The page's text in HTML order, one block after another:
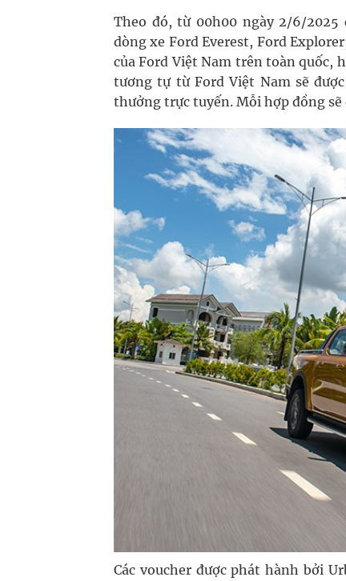
Theo đó, từ 00h00 ngày 2/6/2025
dòng xe Ford Everest, Ford
của Ford Việt Nam trên toàn quốc,
tương tự từ Ford Việt Nam sẽ
thưởng trực tuyến. Mỗi hợp đồng sẽ
Các voucher được phát hành bởi